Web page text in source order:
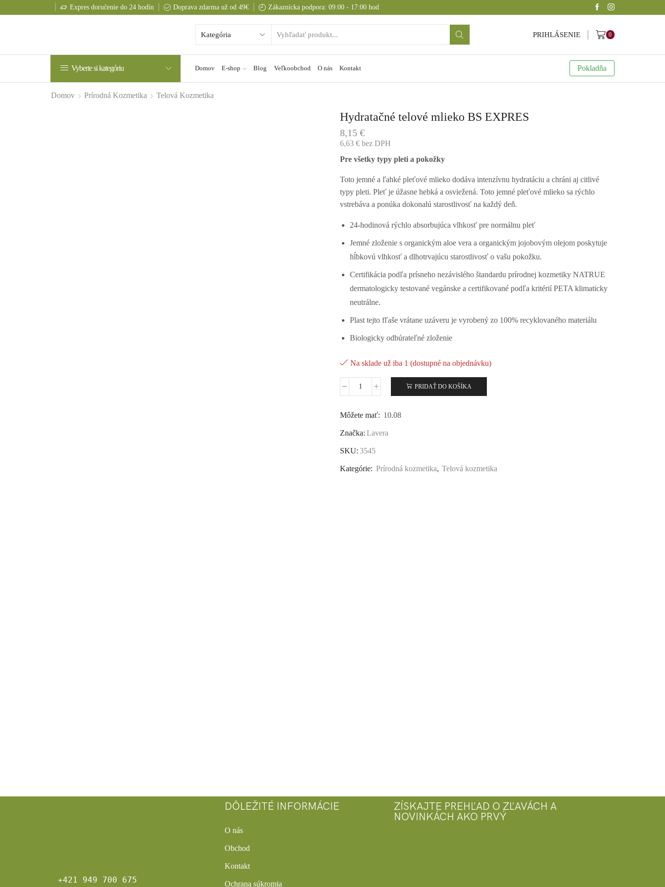
Expres doručenie do 24 hodín Doprava zdarma už od 49€ Zákaznícka podpora: 09:00 - 17:00 hod
PRIHLÁSENIE 0
Vyberte si kategóriu Domov E-shop Blog Veľkoobchod O nás Kontakt Pokladňa
Domov Prírodná Kozmetika Telová Kozmetika
Hydratačné telové mlieko BS EXPRES
8,15 €
6,63 € bez DPH
Pre všetky typy pleti a pokožky
Toto jemné a ľahké pleťové mlieko dodáva intenzívnu hydratáciu a chráni aj citlivé
typy pleti. Pleť je úžasne hebká a osviežená. Toto jemné pleťové mlieko sa rýchlo
vstrebáva a ponúka dokonalú starostlivosť na každý deň.
24-hodinová rýchlo absorbujúca vlhkosť pre normálnu pleť
Jemné zloženie s organickým aloe vera a organickým jojobovým olejom poskytuje
hĺbkovú vlhkosť a dlhotrvajúcu starostlivosť o vašu pokožku.
Certifikácia podľa prísneho nezávislého štandardu prírodnej kozmetiky NATRUE
dermatologicky testované vegánske a certifikované podľa kritérií PETA klimaticky
neutrálne.
Plast tejto fľaše vrátane uzáveru je vyrobený zo 100% recyklovaného materiálu
Biologicky odbúrateľné zloženie
Na sklade už iba 1 (dostupné na objednávku)
PRIDAŤ DO KOŠÍKA
Môžete mať: 10.08
Značka: Lavera
SKU: 3545
Kategórie: Prírodná kozmetika, Telová kozmetika
+421 949 700 675
DÔLEŽITÉ INFORMÁCIE
O nás
Obchod
Kontakt
Ochrana súkromia
ZÍSKAJTE PREHĽAD O ZĽAVÁCH A
NOVINKÁCH AKO PRVÝ